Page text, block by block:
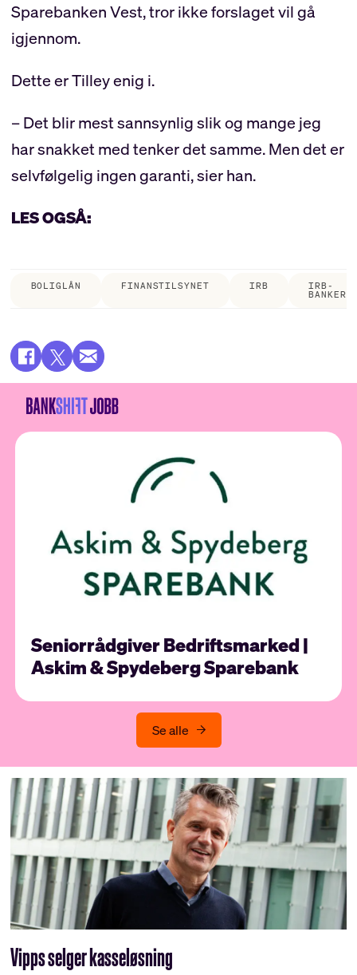
Sparebanken Vest, tror ikke forslaget vil gå
igjennom.
Dette er Tilley enig i.
– Det blir mest sannsynlig slik og mange jeg
har snakket med tenker det samme. Men det er
selvfølgelig ingen garanti, sier han.
LES OGSÅ:
BOLIGLÅN FINANSTILSYNET IRB IRB-
BANKER
Seniorrådgiver Bedriftsmarked |
Askim & Spydeberg Sparebank
Se alle
Vipps selger kasseløsning